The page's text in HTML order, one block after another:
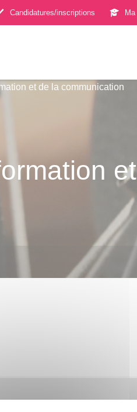
Candidatures/inscriptions Ma
et de la communication